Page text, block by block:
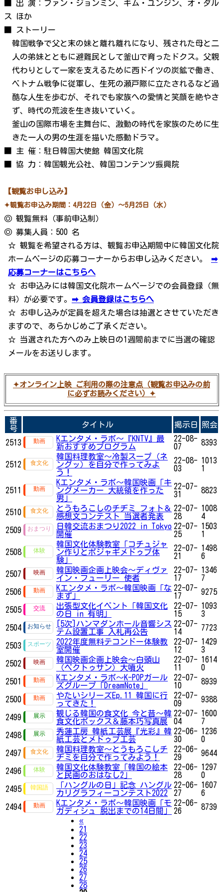
■ 出 演：ファン・ジョンミン、キム・ユンジン、オ・ダル
ス ほか
■ ストーリー
韓国戦争で父と末の妹と離れ離れになり、残された母と二
人の弟妹とともに避難民として釜山で育ったドクス。父親
代わりとして一家を支えるために西ドイツの炭鉱で働き、
ベトナム戦争に従軍し、生死の瀬戸際に立たされるなど過
酷な人生を歩むが、それでも家族への愛情と笑顔を絶やさ
ず、時代の荒波を生き抜いていく。
釜山の国際市場を主舞台に、激動の時代を家族のために生
きた一人の男の生涯を描いた感動ドラマ。
■ 主 催：駐日韓国大使館 韓国文化院
■ 協 力：韓国観光公社、韓国コンテンツ振興院
【観覧お申し込み】
✦観覧お申込み期間：4月22日（金）～5月25日（水）
◎ 観覧無料（事前申込制）
◎ 募集人員：500 名
☆ 観覧を希望される方は、観覧お申込期間中に韓国文化院
ホームページの応募コーナーからお申し込みください。 ➡
応募コーナーはこちらへ
☆ お申込みには韓国文化院ホームページでの会員登録（無
料）が必要です。 ➡ 会員登録はこちらへ
☆ お申し込みが定員を超えた場合は抽選とさせていただき
ますので、あらかじめご了承ください。
☆ 当選された方へのみ上映日の1週間前までに当選の確認
メールをお送りします。
✦オンライン上映 ご利用の際の注意点（観覧お申込みの前
に必ずお読みください）✦
番
号
タイトル 掲示日 照会
2513
Kエンタメ・ラボ～『KNTV』最
新おすすめプログラム
22-08-
07
8393
2512
韓国料理教室〜冷製スープ（ネ
ングッ）を自分で作ってみよ
う！
22-08-
03
1013
1
2511
Kエンタメ・ラボ～韓国映画「キ
ングメーカー 大統領を作った
男」
22-07-
31
8823
2510
とうもろこしのチヂミ フォト＆
感想文コンテスト 当選者発表
22-07-
28
1008
4
2509
日韓交流おまつり2022 in Tokyo
開催
22-07-
25
1503
1
2508
韓国文化体験教室「コチュジャ
ン作りとポジャギメドゥプ体
験」
22-07-
21
1498
6
2507
韓国映画企画上映会～ディヴァ
イン・フューリー 使者
22-07-
17
1346
7
2506
Kエンタメ・ラボ～韓国映画「な
まず」
22-07-
17
9275
2505
出張型文化イベント「韓国文化
の日 in 有明」
22-07-
15
1093
3
2504
[5次]ハンマダンホール音響シス
テム設置工事 入札再公告
22-07-
14
7723
2503
2022年度無料テコンドー体験教
室開催
22-07-
12
1429
3
2502
韓国映画企画上映会～白頭山
（ペクトゥサン）大噴火
22-07-
11
1614
0
2501
Kエンタメ・ラボ～K-POPガール
ズグループ「DreamNote」
22-07-
10
8939
2500
やたいシリーズEp.11 韓国に行
ってきた！
22-07-
09
9388
2499
観じる韓国の食文化 今と昔～韓
食文化ボックス＆藤本巧写真展
22-07-
04
1600
7
2498
秀蓮工房 韓紙工芸展『光彩』韓
紙工芸とメドゥプ工芸
22-06-
30
1236
0
2497
韓国料理教室〜とうもろこしチ
ヂミを自分で作ってみよう！
22-06-
29
9644
2496
韓国文化体験教室「韓国の絵本
と民画のおはなし2」
22-06-
28
1297
0
2495
「ハングルの日」記念 ハングル
カリグラフィーコンテスト2022
22-06-
27
1607
6
2494
Kエンタメ・ラボ～韓国映画「モ
ガディシュ 脱出までの14日間」
22-06-
26
8739
«Previous
21
22
23
24
25
26
27
28